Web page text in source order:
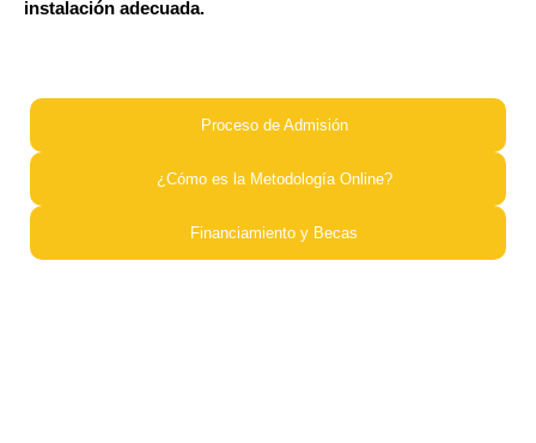
instalación adecuada.
Proceso de Admisión​
¿Cómo es la Metodología Online?​
Financiamiento y Becas​